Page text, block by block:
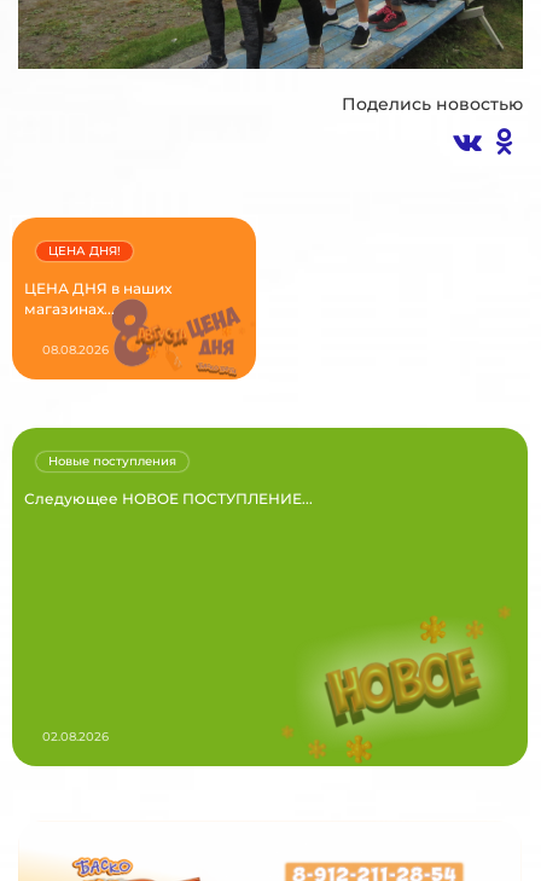
Поделись новостью
ЦЕНА ДНЯ в наших
магазинах...
ЦЕНА ДНЯ!
08.08.2026
Следующее НОВОЕ ПОСТУПЛЕНИЕ...
Новые поступления
02.08.2026